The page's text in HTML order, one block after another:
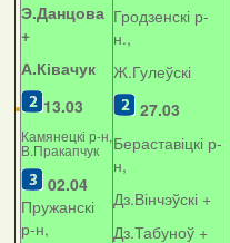
Э.Данцова
+
А.Ківачук
13.03
Камянецкі р-н,
В.Пракапчук
02.04
Пружанскі
р-н,
Гродзенскі р-
н.,
Ж.Гулеўскі
27.03
Бераставіцкі р-
н,
Дз.Вінчэўскі +
Дз.Табуноў +